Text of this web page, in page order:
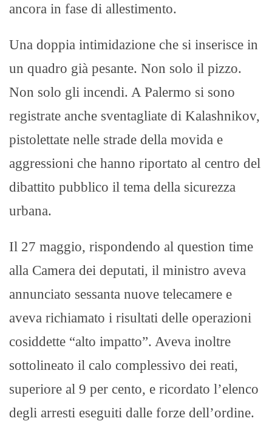
ancora in fase di allestimento.
Una doppia intimidazione che si inserisce in
un quadro già pesante. Non solo il pizzo.
Non solo gli incendi. A Palermo si sono
registrate anche sventagliate di Kalashnikov,
pistolettate nelle strade della movida e
aggressioni che hanno riportato al centro del
dibattito pubblico il tema della sicurezza
urbana.
Il 27 maggio, rispondendo al question time
alla Camera dei deputati, il ministro aveva
annunciato sessanta nuove telecamere e
aveva richiamato i risultati delle operazioni
cosiddette “alto impatto”. Aveva inoltre
sottolineato il calo complessivo dei reati,
superiore al 9 per cento, e ricordato l’elenco
degli arresti eseguiti dalle forze dell’ordine.